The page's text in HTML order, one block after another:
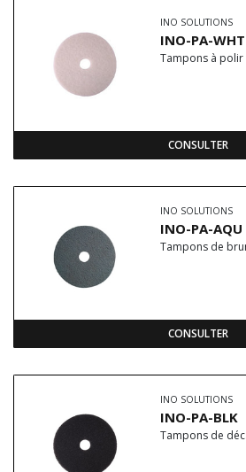
INO SOLUTIONS
INO-PA-WHT
Tampons à
CONSULTER
INO SOLUTIONS
INO-PA-AQU
Tampons de
CONSULTER
INO SOLUTIONS
INO-PA-BLK
Tampons de